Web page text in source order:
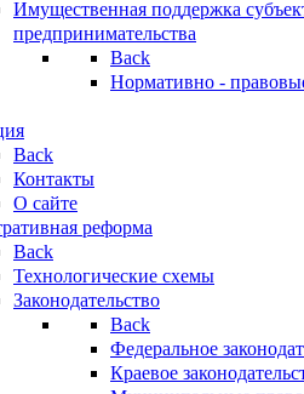
Имущественная поддержка
предпринимательства
Back
Нормативно -
Back
Контакты
О сайте
реформа
Back
Технологические схемы
Законодательство
Back
Федеральное
Краевое